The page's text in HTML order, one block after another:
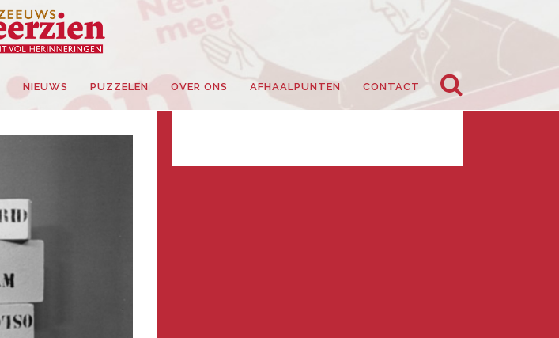
NIEUWS PUZZELEN OVER ONS AFHAALPUNTEN CONTACT